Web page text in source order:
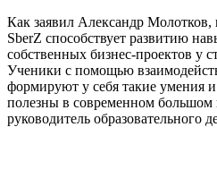
Как заявил Александр Молотков,
SberZ способствует развитию
собственных бизнес-проектов у
Ученики с помощью
формируют у себя такие умения
полезны в современном
руководитель образовательного